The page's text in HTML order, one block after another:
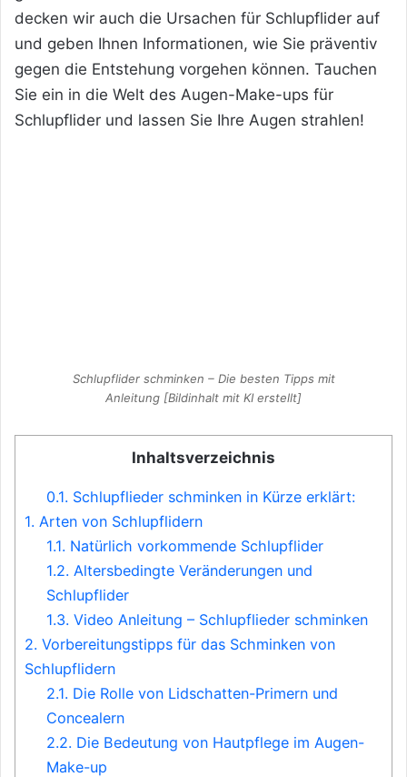
decken wir auch die Ursachen für Schlupflider auf
und geben Ihnen Informationen, wie Sie präventiv
gegen die Entstehung vorgehen können. Tauchen
Sie ein in die Welt des Augen-Make-ups für
Schlupflider und lassen Sie Ihre Augen strahlen!
Schlupflider schminken – Die besten Tipps mit
Anleitung [Bildinhalt mit KI erstellt]
Inhaltsverzeichnis
0.1. Schlupflieder schminken in Kürze erklärt:
1. Arten von Schlupflidern
1.1. Natürlich vorkommende Schlupflider
1.2. Altersbedingte Veränderungen und
Schlupflider
1.3. Video Anleitung – Schlupflieder schminken
2. Vorbereitungstipps für das Schminken von
Schlupflidern
2.1. Die Rolle von Lidschatten-Primern und
Concealern
2.2. Die Bedeutung von Hautpflege im Augen-
Make-up